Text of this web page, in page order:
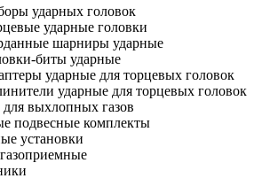
ударных головок
ударные головки
шарниры ударные
биты ударные
ударные для торцевых головок
ударные для торцевых головок
выхлопных газов
подвесные комплекты
установки